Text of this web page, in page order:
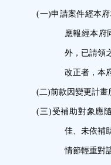
(一)申請案件經本
應報經本府
外，已請領
改正者，本
(二)前款因變更計畫
(三)受補助對象應
佳、未依補
情節輕重對